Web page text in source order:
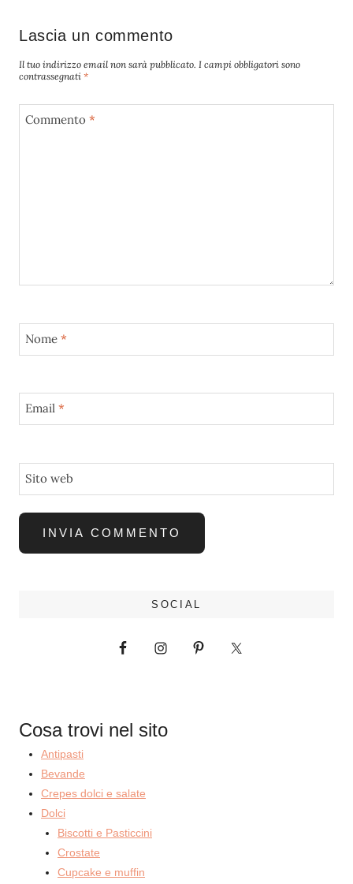
Lascia un commento
Il tuo indirizzo email non sarà pubblicato. I campi obbligatori sono
contrassegnati *
Commento *
Nome *
Email *
Sito web
SOCIAL
Cosa trovi nel sito
Antipasti
Bevande
Crepes dolci e salate
Dolci
Biscotti e Pasticcini
Crostate
Cupcake e muffin